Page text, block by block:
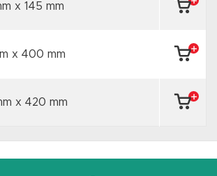
x 145 mm
x 400 mm
x 420 mm